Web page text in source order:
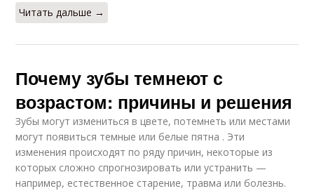
Читать дальше →
Почему зубы темнеют с
возрастом: причины и решения
Зубы могут измениться в цвете, потемнеть или местами
могут появиться темные или белые пятна . Эти
изменения происходят по ряду причин, некоторые из
которых сложно спрогнозировать или устранить —
например, естественное старение, травма или болезнь.